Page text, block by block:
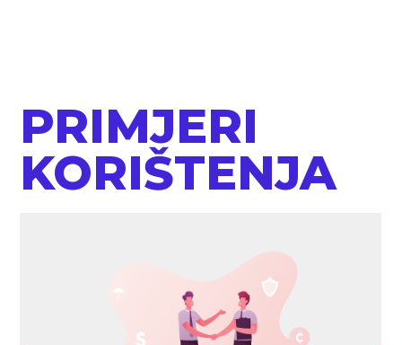
PRIMJERI
KORIŠTENJA